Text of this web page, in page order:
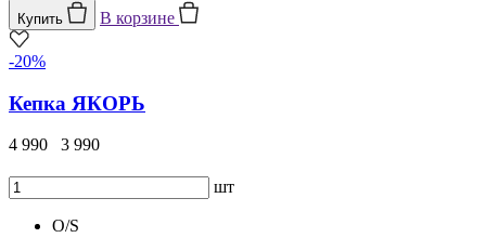
Купить В корзине
-20%
Кепка ЯКОРЬ
4 990 3 990
шт
O/S